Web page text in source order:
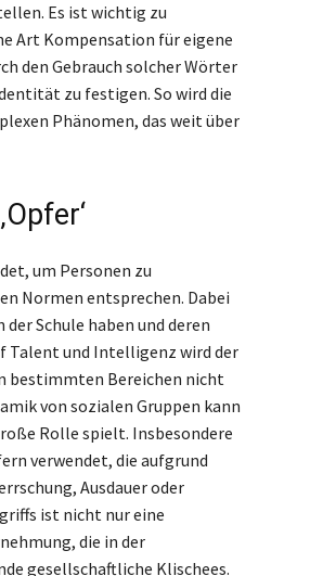
Es ist wichtig zu
Art Kompensation für eigene
den Gebrauch solcher Wörter
zu festigen. So wird die
Phänomen, das weit über
um Personen zu
Normen entsprechen. Dabei
Schule haben und deren
Talent und Intelligenz wird der
bestimmten Bereichen nicht
von sozialen Gruppen kann
Rolle spielt. Insbesondere
verwendet, die aufgrund
Ausdauer oder
ist nicht nur eine
die in der
gesellschaftliche Klischees.